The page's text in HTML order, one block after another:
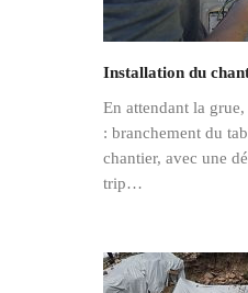
Installation du
En attendant la
: branchement du
chantier, avec une
trip…